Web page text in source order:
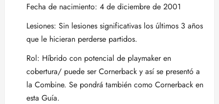
Fecha de nacimiento: 4 de diciembre de 2001
Lesiones: Sin lesiones significativas los últimos 3 años
que le hicieran perderse partidos.
Rol: Híbrido con potencial de playmaker en
cobertura/ puede ser Cornerback y así se presentó a
la Combine. Se pondrá también como Cornerback en
esta Guía.